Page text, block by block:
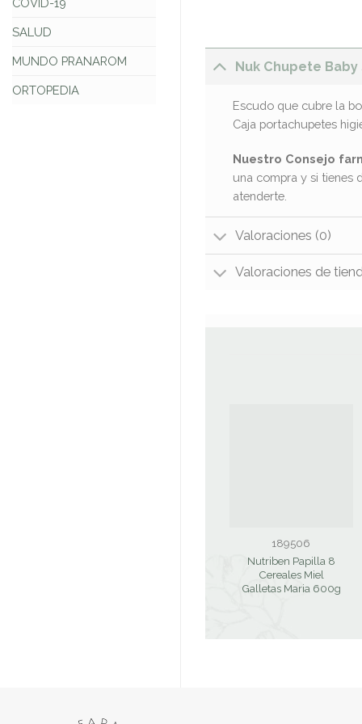
COVID-19
SALUD
MUNDO PRANAROM
ORTOPEDIA
Nuk Chupete
Escudo que cubre la
Caja portachupetes
Nuestro Consejo
una compra y si tienes
atenderte.
Valoraciones (0)
Valoraciones de
189506
Nutriben Papilla 8
Cereales Miel
Galletas Maria 600g